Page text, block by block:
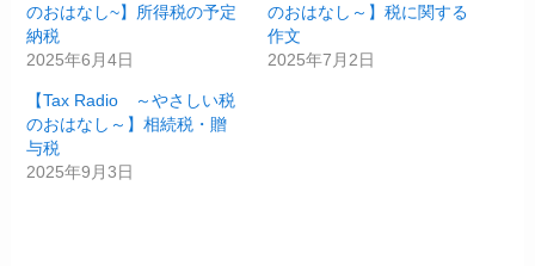
のおはなし~】所得税の予定
納税
2025年6月4日
のおはなし～】税に関する
作文
2025年7月2日
【Tax Radio ～やさしい税
のおはなし～】相続税・贈
与税
2025年9月3日